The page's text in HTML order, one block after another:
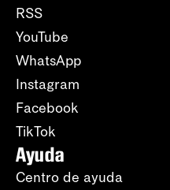
RSS
YouTube
WhatsApp
Instagram
Facebook
TikTok
Ayuda
Centro de ayuda